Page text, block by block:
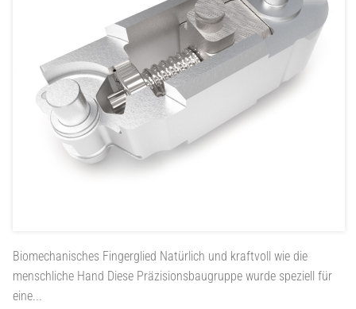
Biomechanisches Fingerglied Natürlich und kraftvoll wie die
menschliche Hand Diese Präzisionsbaugruppe wurde speziell für
eine...